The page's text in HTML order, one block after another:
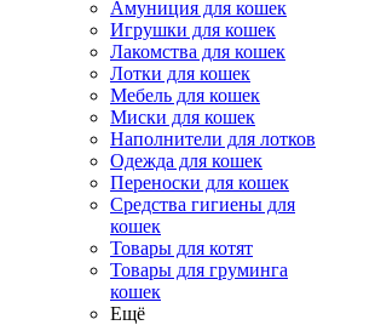
Амуниция для кошек
Игрушки для кошек
Лакомства для кошек
Лотки для кошек
Мебель для кошек
Миски для кошек
Наполнители для лотков
Одежда для кошек
Переноски для кошек
Средства гигиены для
кошек
Товары для котят
Товары для груминга
кошек
Ещё